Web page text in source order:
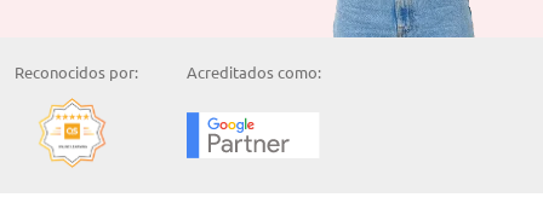
Reconocidos por: Acreditados como: